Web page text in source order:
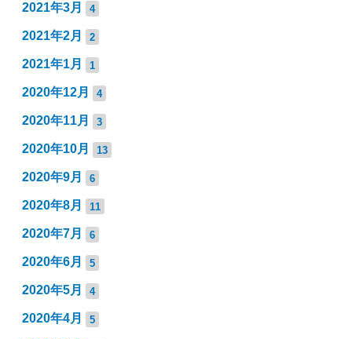
2021年3月 4
2021年2月 2
2021年1月 1
2020年12月 4
2020年11月 3
2020年10月 13
2020年9月 6
2020年8月 11
2020年7月 6
2020年6月 5
2020年5月 4
2020年4月 5